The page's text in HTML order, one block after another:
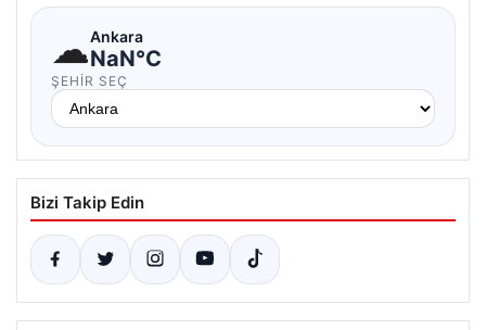
☁Ankara
NaN°C
ŞEHIR SEÇ
Bizi Takip Edin